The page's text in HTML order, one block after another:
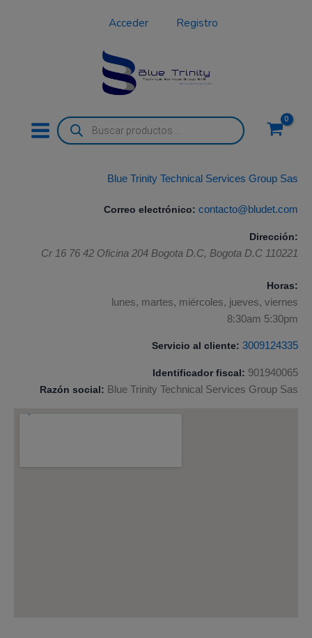
Acceder Registro
Búsqueda
de
productos
Blue Trinity Technical Services Group Sas
Correo electrónico: contacto@bludet.com
Dirección:
Cr 16 76 42 Oficina 204 Bogota D.C, Bogota D.C 110221
Horas:
lunes, martes, miércoles, jueves, viernes
8:30am 5:30pm
Servicio al cliente: 3009124335
Identificador fiscal: 901940065
Razón social: Blue Trinity Technical Services Group Sas